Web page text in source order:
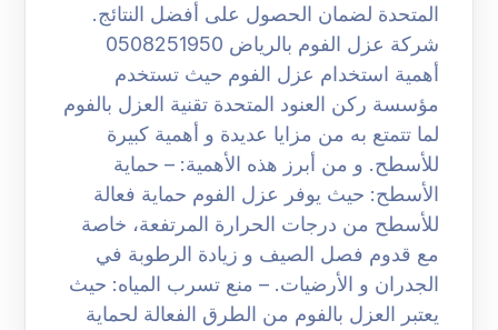
المتحدة لضمان الحصول على أفضل النتائج.
شركة عزل الفوم بالرياض 0508251950
أهمية استخدام عزل الفوم حيث تستخدم
مؤسسة ركن العنود المتحدة تقنية العزل بالفوم
لما تتمتع به من مزايا عديدة و أهمية كبيرة
للأسطح. و من أبرز هذه الأهمية: – حماية
الأسطح: حيث يوفر عزل الفوم حماية فعالة
للأسطح من درجات الحرارة المرتفعة، خاصة
مع قدوم فصل الصيف و زيادة الرطوبة في
الجدران و الأرضيات. – منع تسرب المياه: حيث
يعتبر العزل بالفوم من الطرق الفعالة لحماية